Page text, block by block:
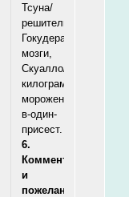
Тсуна/
решительность,
Гокудера/
мозги,
Скуалло/
килограмм-
мороженного-
в-один-
присест.
6.
Комментарии
и
пожелания: